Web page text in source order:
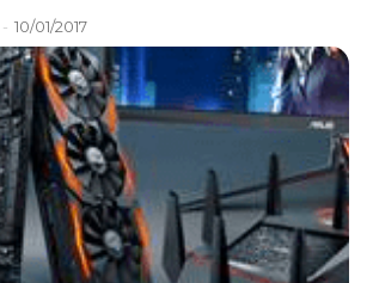
- 10/01/2017